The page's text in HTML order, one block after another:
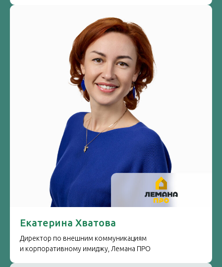
Екатерина Хватова
Директор по внешним коммуникациям
и корпоративному имиджу, Лемана ПРО